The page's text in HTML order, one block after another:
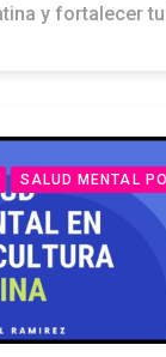
y fortalecer
SALUD MENTAL